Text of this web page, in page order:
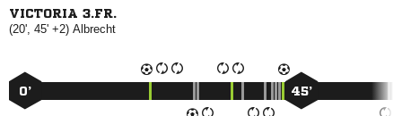
VICTORIA 3.FR.
(20', 45' +2) 
0’ 45’